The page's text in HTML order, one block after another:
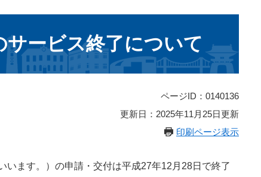
ービス終了について
ページID：0140136
更新日：2025年11月25日更新
印刷ページ表示
ます。）の申請・交付は平成27年12月28日で終了